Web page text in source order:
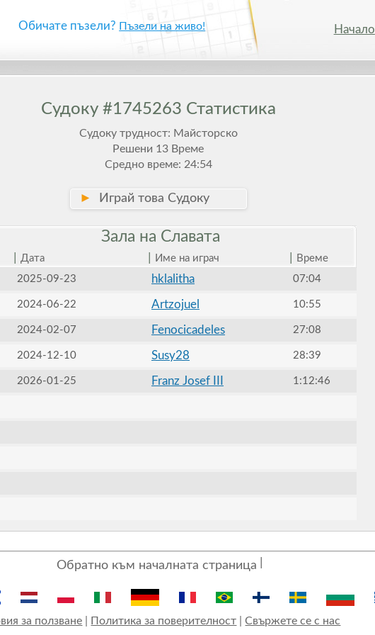
Обичате пъзели? Пъзели на живо! Начало
Судоку #1745263 Статистика
Судоку трудност: Майсторско
Решени 13 Време
Средно време: 24:54
► Играй това Судоку
Зала на Славата
Дата Име на играч
Време
2025-09-23
hklalitha 07:04
2024-06-22 Artzojuel 10:55
2024-02-07 Fenocicadeles 27:08
2024-12-10 Susy28 28:39
2026-01-25 Franz Josef III 1:12:46
Обратно към началната страница
за ползване Политика за поверителност |Свържете се с нас